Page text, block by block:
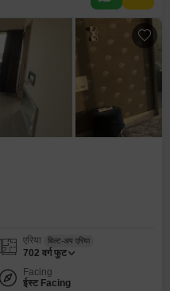
एरिया बिल्ट-अप एरिया
702 वर्ग फुट
Facing
ईस्ट Facing